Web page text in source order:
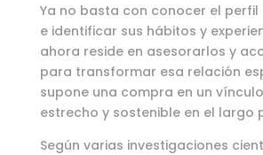
Ya no basta con conocer el perfil
e identificar sus hábitos y
ahora reside en asesorarlos y
para transformar esa relación
supone una compra en un
estrecho y sostenible en el largo
Según varias investigaciones